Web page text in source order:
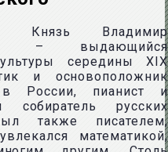
Князь Владимир
– выдающийся
середины XIX
и основоположник
в России, пианист и
собиратель русских
также писателем,
математикой,